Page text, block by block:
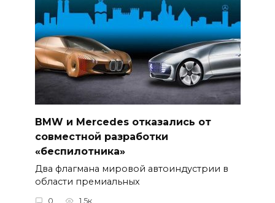
BMW и Mercedes отказались от
совместной разработки
«беспилотника»
Два флагмана мировой автоиндустрии в
области премиальных
0 1.5к.